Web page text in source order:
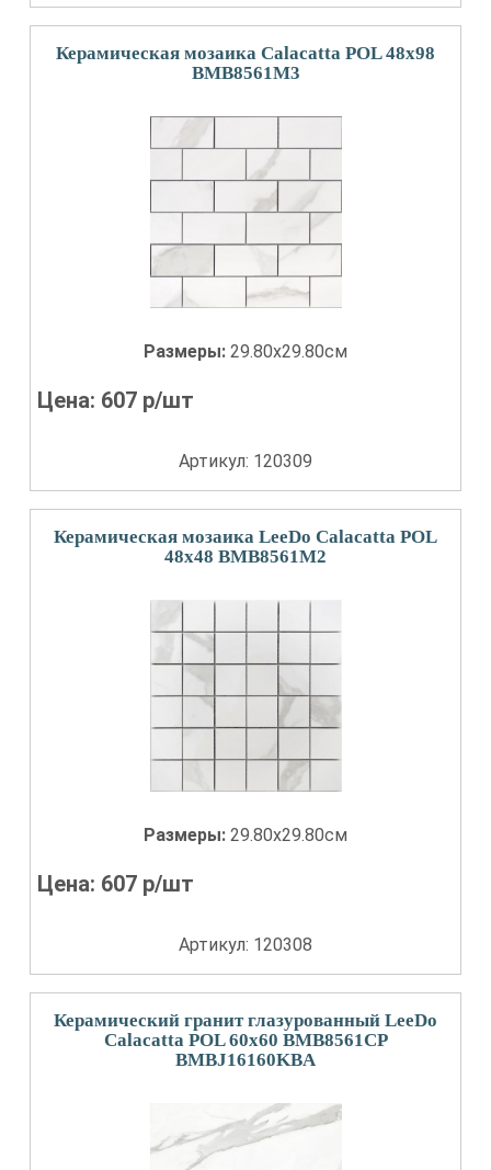
Керамическая мозаика Calacatta POL 48х98
BMB8561M3
Размеры: 29.80x29.80см
Цена: 607 р/шт
Артикул: 120309
Керамическая мозаика LeeDo Calacatta POL
48x48 BMB8561M2
Размеры: 29.80x29.80см
Цена: 607 р/шт
Артикул: 120308
Керамический гранит глазурованный LeeDo
Calacatta POL 60x60 BMB8561CP
BMBJ16160KBA